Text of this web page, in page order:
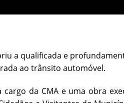
a qualificada e
ao trânsito automóvel.
da CMA e uma obra